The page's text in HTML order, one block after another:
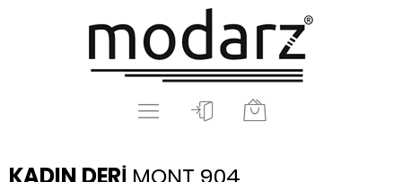
KADIN DERİ MONT 904